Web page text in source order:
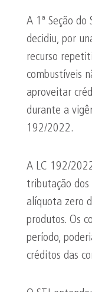
A 1ª Seção do
decidiu, por
recurso
combustíveis
aproveitar
durante a
192/2022.
A LC 192/
tributação dos
alíquota zero
produtos. Os
período,
créditos das